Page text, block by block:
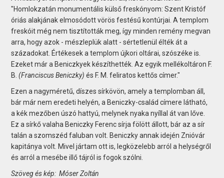
"Homlokzatán monumentális külső freskónyom: Szent Kristóf
óriás alakjának elmosódott vörös festésű kontúrjai. A templom
freskóit még nem tisztították meg, így minden remény megvan
arra, hogy azok - mészleplük alatt - sértetlenül élték át a
századokat. Értékesek a templom újkori oltárai, szószéke is.
Ezeket már a Beniczkyek készíthették. Az egyik mellékoltáron F.
B.(Franciscus Beniczky)és F. M. feliratos kettős címer."
Ezen a nagyméretű, díszes sírkövön, amely a templomban áll,
bár már nem eredeti helyén, a Beniczky-család címere látható,
a kék mezőben úszó hattyú, melynek nyaka nyíllal át van lőve.
Ez a sírkő valaha Beniczky Ferenc sírja fölött állott, bár az a sír
talán a szomszéd faluban volt. Beniczky annak idején Znióvár
kapitánya volt. Mivel jártam ott is, legközelebb arról a helységről
és arról a mesébe illő tájról is fogok szólni.
Szöveg és kép: Móser Zoltán